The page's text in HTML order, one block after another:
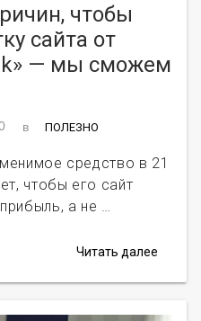
чтобы
сайта от
— мы сможем
в ПОЛЕЗНО
средство в 21
чтобы его сайт
а не …
Читать далее